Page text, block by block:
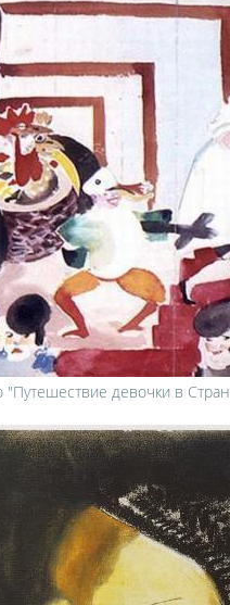
"Путешествие девочки в